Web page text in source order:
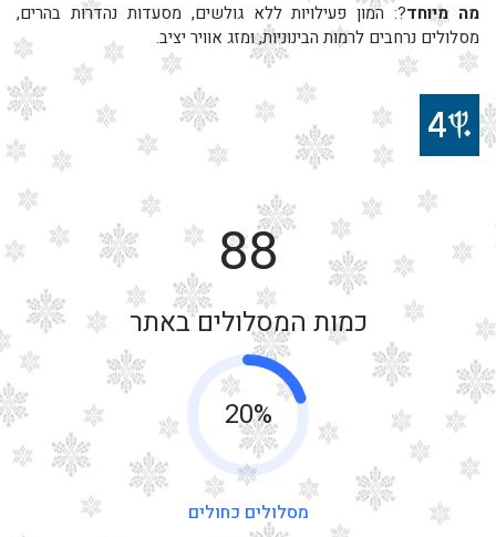
מה מיוחד?: המון פעילויות ללא גולשים, מסעדות נהדרות בהרים,
מסלולים נרחבים לרמות הבינוניות, ומזג אוויר יציב.
88
כמות המסלולים באתר
20%
מסלולים כחולים